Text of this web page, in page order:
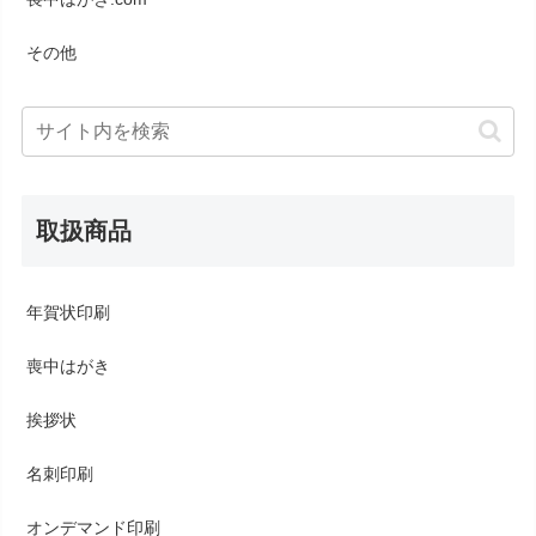
その他
取扱商品
年賀状印刷
喪中はがき
挨拶状
名刺印刷
オンデマンド印刷